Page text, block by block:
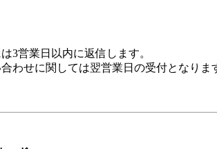
3営業日以内に返信します。
わせに関しては翌営業日の受付となりま